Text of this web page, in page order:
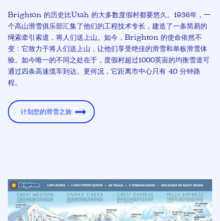
Brighton 的历史比Utah 的大多数度假村都要悠久。1936年，一
个高山滑雪俱乐部汇集了他们的工程技术专长，建造了一条简易的
绳索牵引索道，将人们送上山。如今，Brighton 的使命依然不
变：它致力于将人们送上山，让他们享受绝佳的滑雪和单板滑雪体
验。如今唯一的不同之处在于，度假村超过1000英亩的均衡雪道可
通过四条高速缆车到达。更何况，它距离市中心只有 40 分钟路
程。
计划您的滑雪之旅